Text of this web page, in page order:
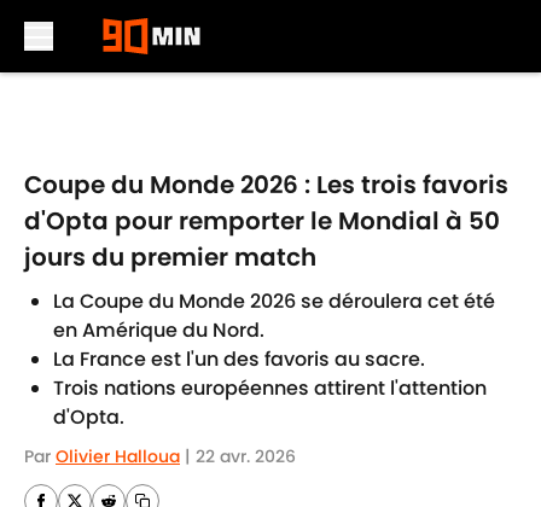
Coupe du Monde 2026 : Les trois favoris
d'Opta pour remporter le Mondial à 50
jours du premier match
La Coupe du Monde 2026 se déroulera cet été
en Amérique du Nord.
La France est l'un des favoris au sacre.
Trois nations européennes attirent l'attention
d'Opta.
Par Olivier Halloua | 22 avr. 2026